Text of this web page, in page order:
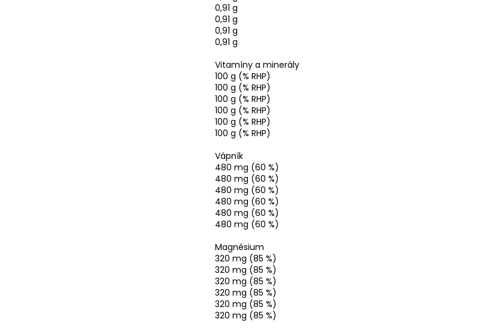
0,91 g
0,91 g
0,91 g
0,91 g
Vitamíny a minerály
100 g (% RHP)
100 g (% RHP)
100 g (% RHP)
100 g (% RHP)
100 g (% RHP)
100 g (% RHP)
Vápník
480 mg (60 %)
480 mg (60 %)
480 mg (60 %)
480 mg (60 %)
480 mg (60 %)
480 mg (60 %)
Magnésium
320 mg (85 %)
320 mg (85 %)
320 mg (85 %)
320 mg (85 %)
320 mg (85 %)
320 mg (85 %)